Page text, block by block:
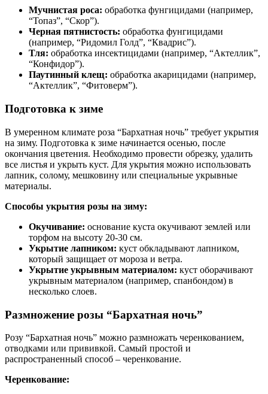
Мучнистая роса: обработка фунгицидами (например,
“Топаз”, “Скор”).
Черная пятнистость: обработка фунгицидами
(например, “Ридомил Голд”, “Квадрис”).
Тля: обработка инсектицидами (например, “Актеллик”,
“Конфидор”).
Паутинный клещ: обработка акарицидами (например,
“Актеллик”, “Фитоверм”).
Подготовка к зиме
В умеренном климате роза “Бархатная ночь” требует укрытия
на зиму. Подготовка к зиме начинается осенью, после
окончания цветения. Необходимо провести обрезку, удалить
все листья и укрыть куст. Для укрытия можно использовать
лапник, солому, мешковину или специальные укрывные
материалы.
Способы укрытия розы на зиму:
Окучивание: основание куста окучивают землей или
торфом на высоту 20-30 см.
Укрытие лапником: куст обкладывают лапником,
который защищает от мороза и ветра.
Укрытие укрывным материалом: куст оборачивают
укрывным материалом (например, спанбондом) в
несколько слоев.
Размножение розы “Бархатная ночь”
Розу “Бархатная ночь” можно размножать черенкованием,
отводками или прививкой. Самый простой и
распространенный способ – черенкование.
Черенкование: